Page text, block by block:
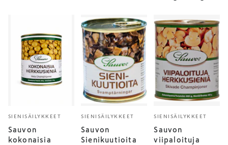
SIENISÄILYKKEET
Sauvon
kokonaisia
SIENISÄILYKKEET
Sauvon
Sienikuutioita
SIENISÄILYKKEET
Sauvon
viipaloituja